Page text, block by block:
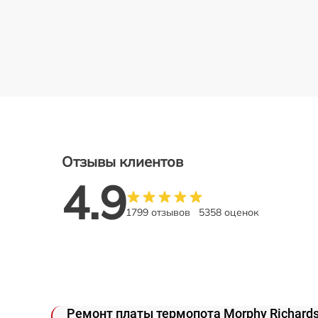
Отзывы клиентов
4.91799 отзывов 5358 оценок
Ремонт платы термопота Morphy